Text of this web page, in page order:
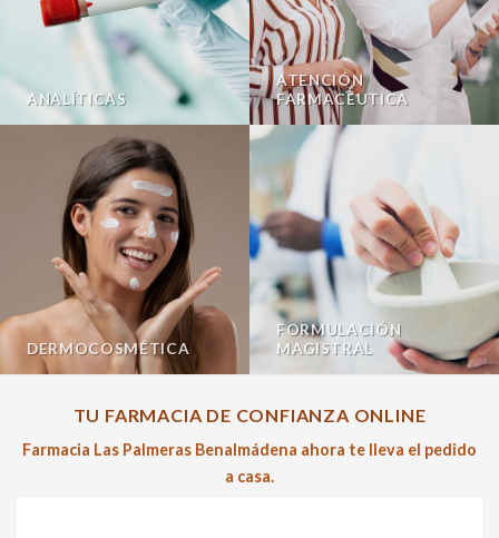
ANALÍTICAS
ATENCIÓN
FARMACÉUTICA
DERMOCOSMÉTICA
FORMULACIÓN
MAGISTRAL
TU FARMACIA DE CONFIANZA ONLINE
Farmacia Las Palmeras Benalmádena ahora te lleva el pedido
a casa.